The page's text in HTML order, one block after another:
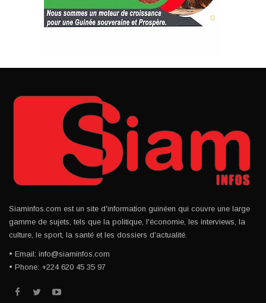
Siaminfos.com est un site d'information guinéen qui couvre une large
gamme de sujets, tels que la politique, l'économie, les interviews, la
culture, le sport, la santé et les dossiers d'actualité.
• Email: info@siaminfos.com
• Phone: +224 620 45 35 97